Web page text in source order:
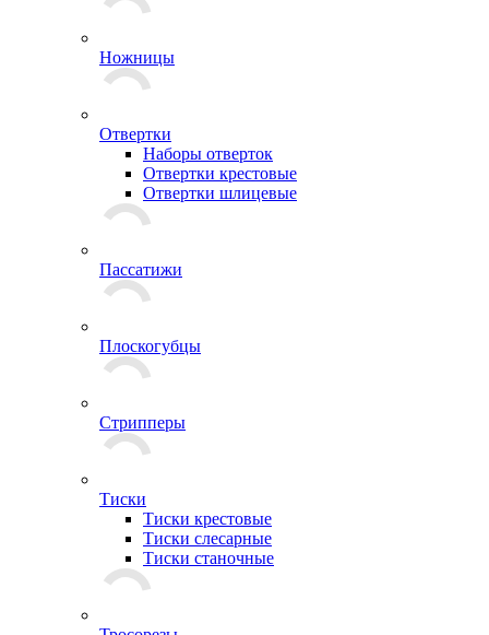
Ножницы
Отвертки
Наборы отверток
Отвертки крестовые
Отвертки шлицевые
Пассатижи
Плоскогубцы
Стрипперы
Тиски
Тиски крестовые
Тиски слесарные
Тиски станочные